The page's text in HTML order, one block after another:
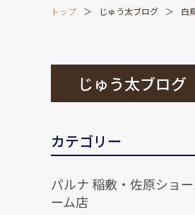
トップ じゅう太ブログ 白
じゅう太ブログ
カテゴリー
パルナ 稲敷・佐原ショ
ーム店